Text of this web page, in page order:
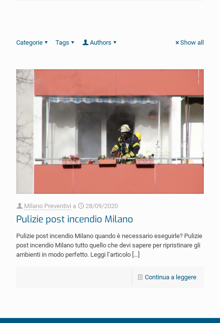
Categorie Tags Authors Show all
Milano Preventivi a 28/09/2020
Pulizie post incendio Milano
Pulizie post incendio Milano quando è necessario eseguirle? Pulizie
post incendio Milano tutto quello che devi sapere per ripristinare gli
ambienti in modo perfetto. Leggi l’articolo […]
Continua a leggere